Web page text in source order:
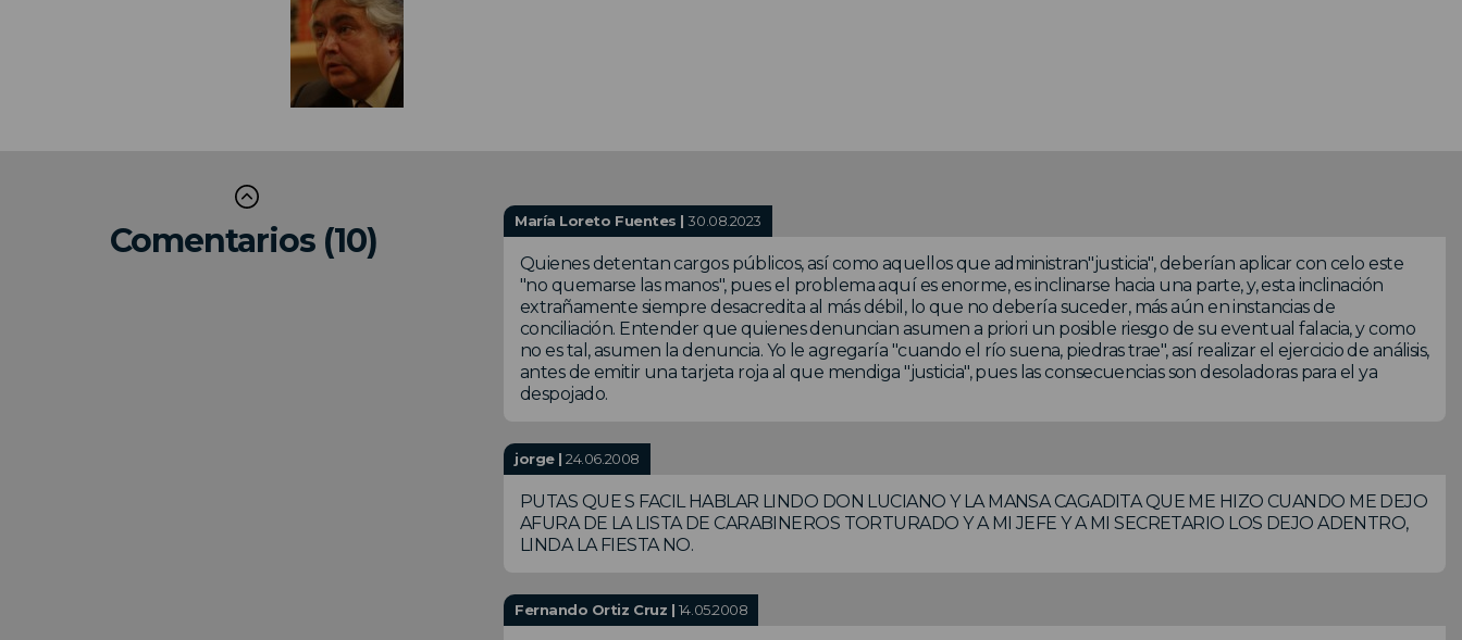
Comentarios (10) María Loreto Fuentes |30.08.2023
Quienes detentan cargos públicos, así como aquellos que administran"justicia", deberían aplicar con celo este
"no quemarse las manos", pues el problema aquí es enorme, es inclinarse hacia una parte, y, esta inclinación
extrañamente siempre desacredita al más débil, lo que no debería suceder, más aún en instancias de
conciliación. Entender que quienes denuncian asumen a priori un posible riesgo de su eventual falacia, y como
no es tal, asumen la denuncia. Yo le agregaría "cuando el río suena, piedras trae", así realizar el ejercicio de análisis,
antes de emitir una tarjeta roja al que mendiga "justicia", pues las consecuencias son desoladoras para el ya
despojado.
jorge |24.06.2008
PUTAS QUE S FACIL HABLAR LINDO DON LUCIANO Y LA MANSA CAGADITA QUE ME HIZO CUANDO ME DEJO
AFURA DE LA LISTA DE CARABINEROS TORTURADO Y A MI JEFE Y A MI SECRETARIO LOS DEJO ADENTRO,
LINDA LA FIESTA NO.
Fernando Ortiz Cruz | 14.05.2008